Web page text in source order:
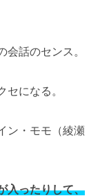
話のセンス。
セになる。
ン・モモ（綾瀬
入ったりして、